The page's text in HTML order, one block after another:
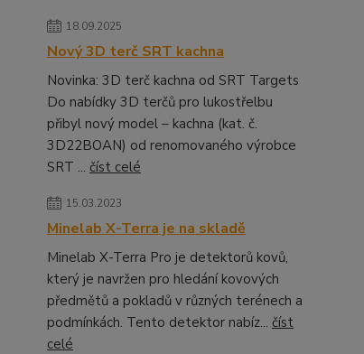
18.09.2025
Nový 3D terč SRT kachna
Novinka: 3D terč kachna od SRT Targets
Do nabídky 3D terčů pro lukostřelbu
přibyl nový model – kachna (kat. č.
3D22BOAN) od renomovaného výrobce
SRT ... číst celé
15.03.2023
Minelab X-Terra je na skladě
Minelab X-Terra Pro je detektorů kovů,
který je navržen pro hledání kovových
předmětů a pokladů v různých terénech a
podmínkách. Tento detektor nabíz... číst
celé